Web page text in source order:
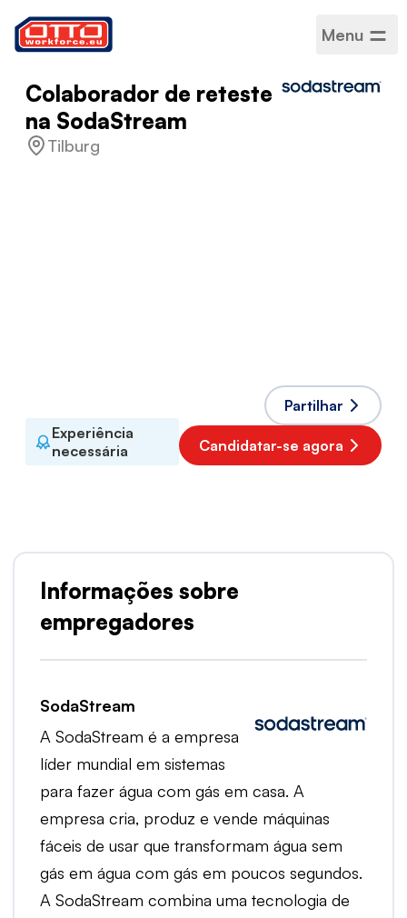
Menu
Colaborador de reteste
na SodaStream
Tilburg
Experiência
necessária
Partilhar
Candidatar-se agora
Informações sobre
empregadores
SodaStream
A SodaStream é a empresa
líder mundial em sistemas
para fazer água com gás em casa. A
empresa cria, produz e vende máquinas
fáceis de usar que transformam água sem
gás em água com gás em poucos segundos.
A SodaStream combina uma tecnologia de